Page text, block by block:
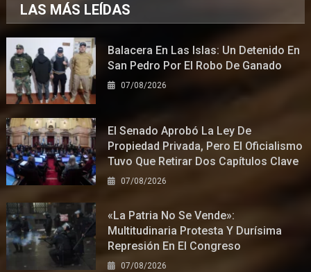
LAS MÁS LEÍDAS
Balacera En Las Islas: Un Detenido En
San Pedro Por El Robo De Ganado
07/08/2026
El Senado Aprobó La Ley De
Propiedad Privada, Pero El Oficialismo
Tuvo Que Retirar Dos Capítulos Clave
07/08/2026
«La Patria No Se Vende»:
Multitudinaria Protesta Y Durísima
Represión En El Congreso
07/08/2026